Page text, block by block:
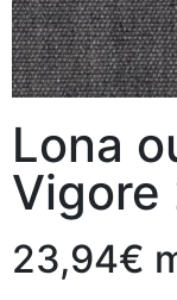
Lona
Vigore
23,94€